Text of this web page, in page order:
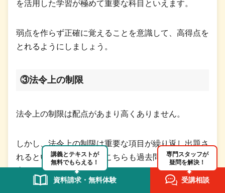
を活用した学習が極めて重要な科目といえます。
弱点を作らず正確に覚えることを意識して、高得点を
とれるようにしましょう。
③法令上の制限
法令上の制限は配点があまり高くありません。
しかし、法令上の制限は重要な項目が繰り返し出題さ
れるという特徴があり、こちらも過去問での学習が大
事になってくる科目です。
講義とテキストが
無料でもらえる！
資料請求・無料体験
専門スタッフが
疑問を解決！
受講相談